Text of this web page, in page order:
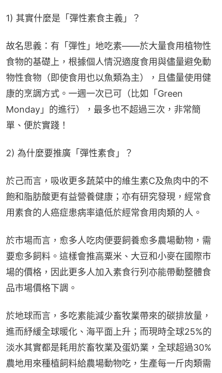
1) 其實什麼是「彈性素食主義」？
故名思義：有「彈性」地吃素——於大量食用植物性
食物的基礎上，根據個人情況適度食用與儘量避免動
物性食物（即使食用也以魚類為主），且儘量使用健
康的烹調方式。一週一次已可（比如「Green
Monday」的進行），最多也不超過三次，非常簡
單、便於實踐！
2) 為什麼要推廣「彈性素食」？
於己而言，吸收更多蔬菜中的維生素C及魚肉中的不
飽和脂肪酸更有益營養健康；亦有研究發現，經常食
用素食的人癌症患病率遠低於經常食用肉類的人。
於市場而言，愈多人吃肉便要飼養愈多農場動物，需
要愈多飼料。這樣會推高粟米、大豆和小麥在國際市
場的價格，因此更多人加入素食行列亦能帶動整體食
品市場價格下調。
於地球而言，多吃素能減少畜牧業帶來的碳排放量，
進而紓緩全球暖化、海平面上升；而現時全球25%的
淡水其實都是耗用於畜牧業及蛋奶業，全球超過30%
農地用來種植飼料給農場動物吃，生產每一斤肉類需